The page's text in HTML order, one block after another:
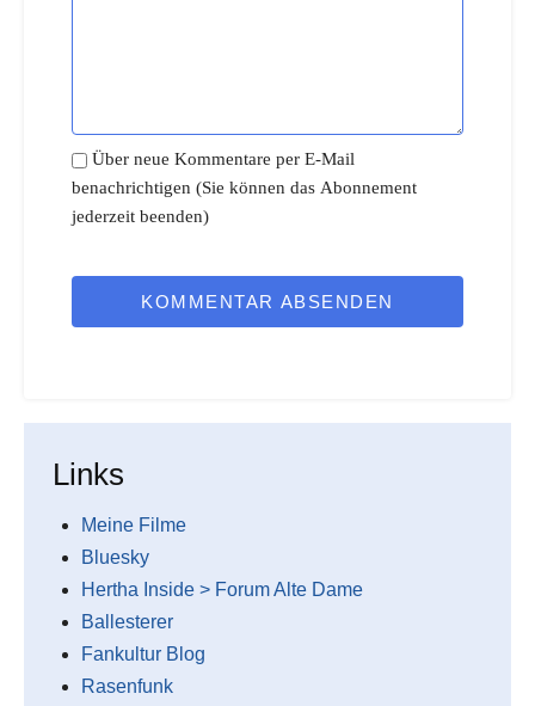
Über neue Kommentare per E-Mail
benachrichtigen (Sie können das Abonnement
jederzeit beenden)
KOMMENTAR ABSENDEN
Links
Meine Filme
Bluesky
Hertha Inside > Forum Alte Dame
Ballesterer
Fankultur Blog
Rasenfunk